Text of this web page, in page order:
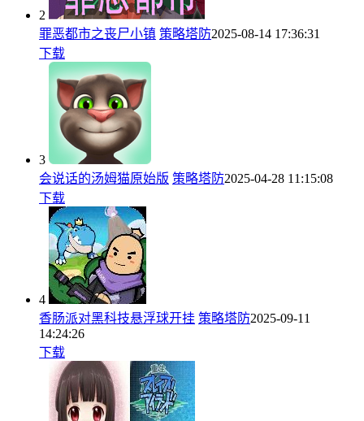
2
罪恶都市之丧尸小镇 策略塔防2025-08-14 17:36:31
下载
3
会说话的汤姆猫原始版 策略塔防2025-04-28 11:15:08
下载
4
香肠派对黑科技悬浮球开挂 策略塔防2025-09-11
14:24:26
下载